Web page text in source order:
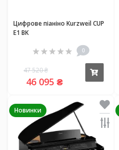
Цифрове піаніно Kurzweil CUP
E1 BK
0
47 520 ₴
46 095 ₴
Новинки